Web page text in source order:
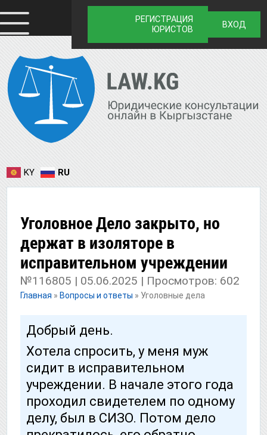
РЕГИСТРАЦИЯ
ЮРИСТОВ
ВХОД
KY RU
Уголовное Дело закрыто, но
держат в изоляторе в
исправительном учреждении
№116805 | 05.06.2025 | Просмотров: 602
Главная » Вопросы и ответы » Уголовные дела
Добрый день.
Хотела спросить, у меня муж
сидит в исправительном
учреждении. В начале этого года
проходил свидетелем по одному
делу, был в СИЗО. Потом дело